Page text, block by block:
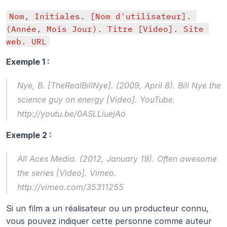
Nom, Initiales. [Nom d'utilisateur].
(Année, Mois Jour). Titre [Video]. Site
web. URL
Exemple 1 :
Nye, B. [TheRealBillNye]. (2009, April 8). Bill Nye the
science guy on energy [Video]. YouTube.
http://youtu.be/0ASLLiuejAo
Exemple 2 :
All Aces Media. (2012, January 19). Often awesome
the series [Video]. Vimeo.
http://vimeo.com/35311255
Si un film a un réalisateur ou un producteur connu,
vous pouvez indiquer cette personne comme auteur